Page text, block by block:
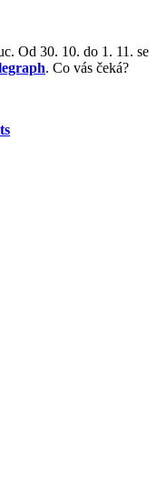
Od 30. 10. do 1. 11. se
. Co vás čeká?